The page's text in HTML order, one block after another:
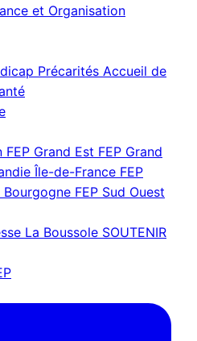
et Organisation
Précarités Accueil de
FEP Grand Est FEP Grand
Île-de-France FEP
Bourgogne FEP Sud Ouest
La Boussole SOUTENIR